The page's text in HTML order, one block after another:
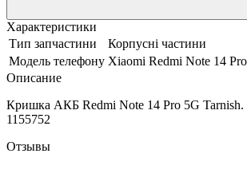
Характеристики
Тип запчастини
Корпусні частини
Модель телефону Xiaomi Redmi Note 14
Описание
Кришка АКБ Redmi Note 14 Pro 5G Tarnish.
1155752
Отзывы